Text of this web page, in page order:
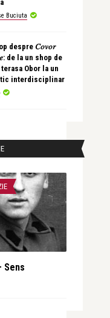
Buciuta
despre 𝐶𝑜𝑣𝑜𝑟
de la un shop de
Obor la un
interdisciplinar
Sens